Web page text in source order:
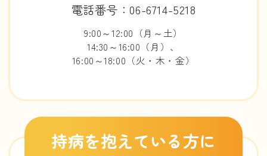
電話番号：06-6714-5218
9:00～12:00（月～土）
14:30～16:00（月）、
16:00～18:00（火・木・金）
持病を抱えている方に